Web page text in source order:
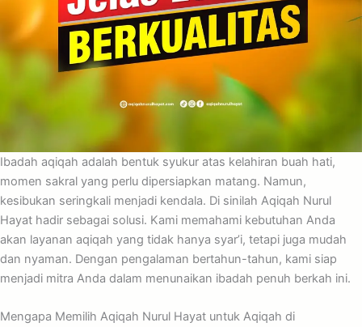
Ibadah aqiqah adalah bentuk syukur atas kelahiran buah hati,
momen sakral yang perlu dipersiapkan matang. Namun,
kesibukan seringkali menjadi kendala. Di sinilah Aqiqah Nurul
Hayat hadir sebagai solusi. Kami memahami kebutuhan Anda
akan layanan aqiqah yang tidak hanya syar’i, tetapi juga mudah
dan nyaman. Dengan pengalaman bertahun-tahun, kami siap
menjadi mitra Anda dalam menunaikan ibadah penuh berkah ini.
Mengapa Memilih Aqiqah Nurul Hayat untuk Aqiqah di